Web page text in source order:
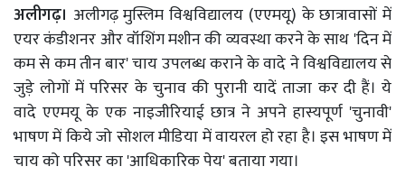
अलीगढ़। अलीगढ़ मुस्लिम विश्वविद्यालय (एएमयू) के छात्रावासों में
एयर कंडीशनर और वॉशिंग मशीन की व्यवस्था करने के साथ 'दिन में
कम से कम तीन बार' चाय उपलब्ध कराने के वादे ने विश्वविद्यालय से
जुड़े लोगों में परिसर के चुनाव की पुरानी यादें ताजा कर दी हैं। ये
वादे एएमयू के एक नाइजीरियाई छात्र ने अपने हास्यपूर्ण 'चुनावी'
भाषण में किये जो सोशल मीडिया में वायरल हो रहा है। इस भाषण में
चाय को परिसर का 'आधिकारिक पेय' बताया गया।